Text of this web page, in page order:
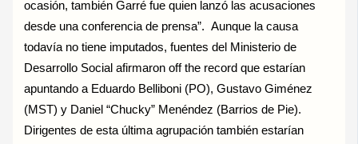
ocasión, también Garré fue quien lanzó las acusaciones
desde una conferencia de prensa”. Aunque la causa
todavía no tiene imputados, fuentes del Ministerio de
Desarrollo Social afirmaron off the record que estarían
apuntando a Eduardo Belliboni (PO), Gustavo Giménez
(MST) y Daniel “Chucky” Menéndez (Barrios de Pie).
Dirigentes de esta última agrupación también estarían